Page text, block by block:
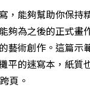
，能夠幫助你保持
夠為之後的正式畫
藝術創作。這篇示
平的速寫本，紙質
頁。